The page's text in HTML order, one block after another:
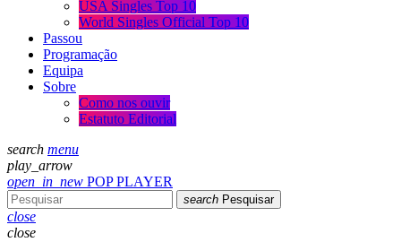
USA Singles Top 10
World Singles Official Top 10
Passou
Programação
Equipa
Sobre
Como nos ouvir
Estatuto Editorial
search menu
play_arrow
open_in_new POP PLAYER
search Pesquisar
close
close